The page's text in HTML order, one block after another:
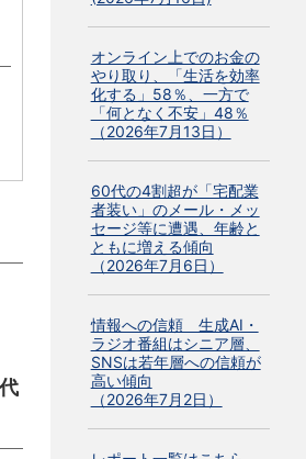
オンライン上でのお金の
やり取り、「生活を効率
化する」58％、一方で
「何となく不安」48％
（2026年7月13日）
60代の4割超が「宅配業
者装い」のメール・メッ
セージ等に遭遇、年齢と
ともに増える傾向
（2026年7月6日）
情報への信頼 生成AI・
ラジオ番組はシニア層、
SNSは若年層への信頼が
高い傾向
（2026年7月2日）